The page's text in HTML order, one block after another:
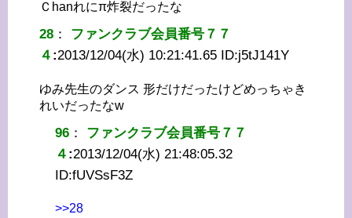
Ｃhanれにπ炸裂だったな
28 ： ファンクラブ会員番号７７
４ :2013/12/04(水) 10:21:41.65 ID:j5tJ141Y
ゆみ先生のダンス 形だけだったけどめっちゃき
れいだったなw
96 ： ファンクラブ会員番号７７
４ :2013/12/04(水) 21:48:05.32
ID:fUVSsF3Z
>>28